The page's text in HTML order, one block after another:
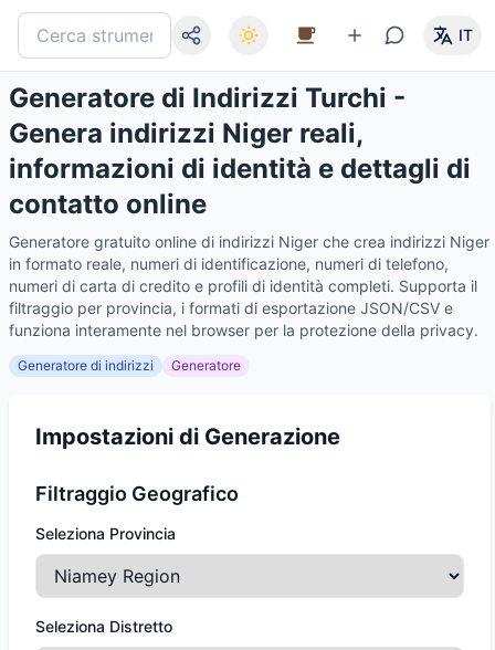
IT
Generatore di Indirizzi Turchi -
Genera indirizzi Niger reali,
informazioni di identità e dettagli di
contatto online
Generatore gratuito online di indirizzi Niger che crea indirizzi Niger
in formato reale, numeri di identificazione, numeri di telefono,
numeri di carta di credito e profili di identità completi. Supporta il
filtraggio per provincia, i formati di esportazione JSON/CSV e
funziona interamente nel browser per la protezione della privacy.
Generatore di indirizzi Generatore
Impostazioni di Generazione
Filtraggio Geografico
Seleziona Provincia
Seleziona Distretto